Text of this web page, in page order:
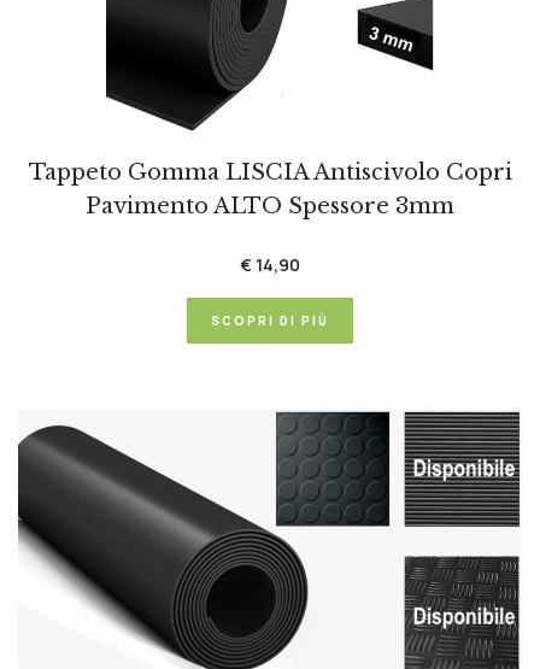
Tappeto Gomma LISCIA Antiscivolo Copri
Pavimento ALTO Spessore 3mm
€ 14,90
SCOPRI DI PIÙ